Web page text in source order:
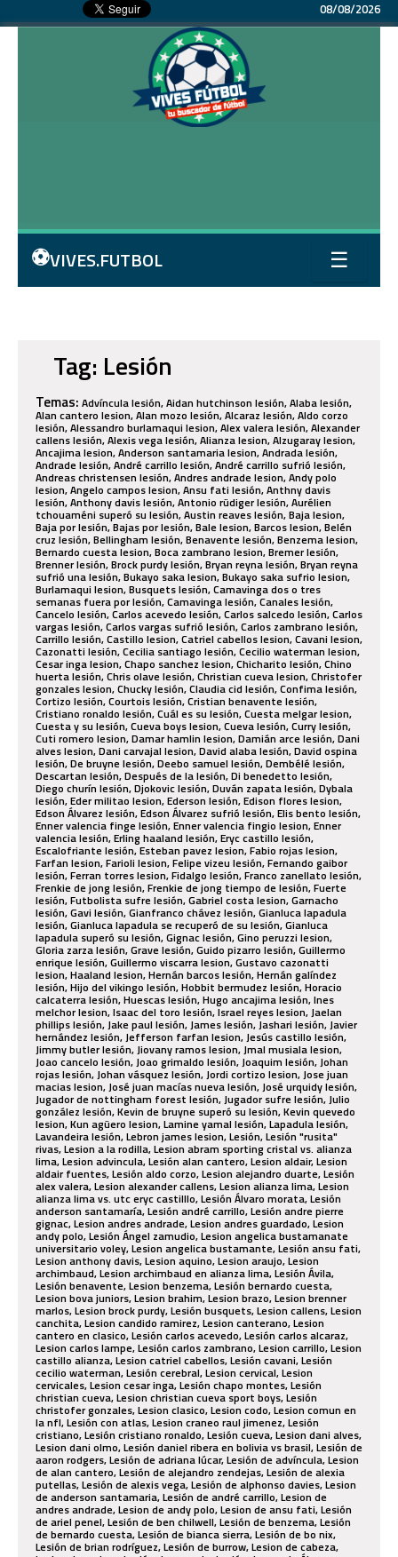
08/08/2026
⚽VIVES.FUTBOL ☰
Tag: Lesión
Temas: Advíncula lesión, Aidan hutchinson lesión, Alaba lesión, Alan cantero lesion, Alan mozo lesión, Alcaraz lesión, Aldo corzo lesión, Alessandro burlamaqui lesion, Alex valera lesión, Alexander callens lesión, Alexis vega lesión, Alianza lesion, Alzugaray lesion, Ancajima lesion, Anderson santamaria lesion, Andrada lesión, Andrade lesión, André carrillo lesión, André carrillo sufrió lesión, Andreas christensen lesión, Andres andrade lesion, Andy polo lesion, Angelo campos lesion, Ansu fati lesión, Anthny davis lesión, Anthony davis lesión, Antonio rüdiger lesión, Aurélien tchouaméni superó su lesión, Austin reaves lesión, Baja lesion, Baja por lesión, Bajas por lesión, Bale lesion, Barcos lesion, Belén cruz lesión, Bellingham lesión, Benavente lesión, Benzema lesion, Bernardo cuesta lesion, Boca zambrano lesion, Bremer lesión, Brenner lesión, Brock purdy lesión, Bryan reyna lesión, Bryan reyna sufrió una lesión, Bukayo saka lesion, Bukayo saka sufrio lesion, Burlamaqui lesion, Busquets lesión, Camavinga dos o tres semanas fuera por lesión, Camavinga lesión, Canales lesión, Cancelo lesión, Carlos acevedo lesión, Carlos salcedo lesión, Carlos vargas lesión, Carlos vargas sufrió lesión, Carlos zambrano lesión, Carrillo lesión, Castillo lesion, Catriel cabellos lesion, Cavani lesion, Cazonatti lesión, Cecilia santiago lesión, Cecilio waterman lesion, Cesar inga lesion, Chapo sanchez lesion, Chicharito lesión, Chino huerta lesión, Chris olave lesión, Christian cueva lesion, Christofer gonzales lesion, Chucky lesión, Claudia cid lesión, Confima lesión, Cortizo lesión, Courtois lesión, Cristian benavente lesión, Cristiano ronaldo lesión, Cuál es su lesión, Cuesta melgar lesion, Cuesta y su lesión, Cueva boys lesion, Cueva lesión, Curry lesión, Cuti romero lesion, Damar hamlin lesion, Damián arce lesión, Dani alves lesion, Dani carvajal lesion, David alaba lesión, David ospina lesión, De bruyne lesión, Deebo samuel lesión, Dembélé lesión, Descartan lesión, Después de la lesión, Di benedetto lesión, Diego churín lesión, Djokovic lesión, Duván zapata lesión, Dybala lesión, Eder militao lesion, Ederson lesión, Edison flores lesion, Edson Álvarez lesión, Edson Álvarez sufrió lesión, Elis bento lesión, Enner valencia finge lesión, Enner valencia fingio lesion, Enner valencia lesión, Erling haaland lesión, Eryc castillo lesión, Escalofriante lesión, Esteban pavez lesion, Fabio rojas lesion, Farfan lesion, Farioli lesion, Felipe vizeu lesión, Fernando gaibor lesión, Ferran torres lesion, Fidalgo lesión, Franco zanellato lesión, Frenkie de jong lesión, Frenkie de jong tiempo de lesión, Fuerte lesión, Futbolista sufre lesión, Gabriel costa lesion, Garnacho lesión, Gavi lesión, Gianfranco chávez lesión, Gianluca lapadula lesión, Gianluca lapadula se recuperó de su lesión, Gianluca lapadula superó su lesión, Gignac lesión, Gino peruzzi lesion, Gloria zarza lesión, Grave lesión, Guido pizarro lesión, Guillermo enrique lesión, Guillermo viscarra lesion, Gustavo cazonatti lesion, Haaland lesion, Hernán barcos lesión, Hernán galíndez lesión, Hijo del vikingo lesión, Hobbit bermudez lesión, Horacio calcaterra lesión, Huescas lesión, Hugo ancajima lesión, Ines melchor lesion, Isaac del toro lesión, Israel reyes lesion, Jaelan phillips lesión, Jake paul lesión, James lesión, Jashari lesión, Javier hernández lesión, Jefferson farfan lesion, Jesús castillo lesión, Jimmy butler lesión, Jiovany ramos lesion, Jmal musiala lesion, Joao cancelo lesión, Joao grimaldo lesión, Joaquim lesión, Johan rojas lesión, Johan vásquez lesión, Jordi cortizo lesion, Jose juan macias lesion, José juan macías nueva lesión, José urquidy lesión, Jugador de nottingham forest lesión, Jugador sufre lesión, Julio gonzález lesión, Kevin de bruyne superó su lesión, Kevin quevedo lesion, Kun agüero lesion, Lamine yamal lesión, Lapadula lesión, Lavandeira lesión, Lebron james lesion, Lesión, Lesión "rusita" rivas, Lesion a la rodilla, Lesion abram sporting cristal vs. alianza lima, Lesion advincula, Lesión alan cantero, Lesion aldair, Lesion aldair fuentes, Lesión aldo corzo, Lesion alejandro duarte, Lesión alex valera, Lesion alexander callens, Lesion alianza lima, Lesion alianza lima vs. utc eryc castilllo, Lesión Álvaro morata, Lesión anderson santamaría, Lesión andré carrillo, Lesión andre pierre gignac, Lesion andres andrade, Lesion andres guardado, Lesion andy polo, Lesión Ángel zamudio, Lesion angelica bustamanate universitario voley, Lesion angelica bustamante, Lesión ansu fati, Lesion anthony davis, Lesion aquino, Lesion araujo, Lesion archimbaud, Lesion archimbaud en alianza lima, Lesión Ávila, Lesión benavente, Lesion benzema, Lesión bernardo cuesta, Lesion bova juniors, Lesion brahim, Lesion brazo, Lesion brenner marlos, Lesion brock purdy, Lesión busquets, Lesion callens, Lesion canchita, Lesion candido ramirez, Lesion canterano, Lesion cantero en clasico, Lesión carlos acevedo, Lesión carlos alcaraz, Lesion carlos lampe, Lesión carlos zambrano, Lesion carrillo, Lesion castillo alianza, Lesion catriel cabellos, Lesión cavani, Lesión cecilio waterman, Lesión cerebral, Lesion cervical, Lesion cervicales, Lesion cesar inga, Lesión chapo montes, Lesión christian cueva, Lesion christian cueva sport boys, Lesión christofer gonzales, Lesion clasico, Lesion codo, Lesion comun en la nfl, Lesión con atlas, Lesion craneo raul jimenez, Lesión cristiano, Lesión cristiano ronaldo, Lesión cueva, Lesion dani alves, Lesion dani olmo, Lesión daniel ribera en bolivia vs brasil, Lesión de aaron rodgers, Lesión de adriana lúcar, Lesión de advíncula, Lesion de alan cantero, Lesión de alejandro zendejas, Lesión de alexia putellas, Lesión de alexis vega, Lesión de alphonso davies, Lesion de anderson santamaria, Lesión de andré carrillo, Lesion de andres andrade, Lesion de andy polo, Lesion de ansu fati, Lesión de ariel penel, Lesión de ben chilwell, Lesión de benzema, Lesión de bernardo cuesta, Lesión de bianca sierra, Lesión de bo nix, Lesión de brian rodríguez, Lesión de burrow, Lesion de cabeza, Lesion de cadera, Lesión de cancelo, Lesión de canelo Álvarez, Lesion de cantero, Lesión de carlos alcaraz, Lesion de cartilago, Lesión de cecilio waterman, Lesión de chávez jr., Lesión de chicharito, Lesion de chiquete orozco, Lesión de chris basham, Lesión de christofer gonzáles, Lesión de claudia cid, Lesión de claudio echeverri, Lesion de claudio pizarro, Lesión de codo, Lesión de courtois, Lesion de cristiano ronaldo, Lesión de cuadrado, Lesion de cuello, Lesión de cueva, Lesión de dak prescott, Lesión de dane jackson, Lesión de dani alves, Lesión de demarcus lawrence, Lesión de di maría, Lesión de dibu martínez, Lesión de diego chávez, Lesión de diego churín, Lesión de donnarumma, Lesión de drake maye, Lesión de dybala, Lesión de Édgar benítez, Lesión de edison flores, Lesión de edson Álvarez, Lesión de enner valencia, Lesión de enzo martínez, Lesión de erick noriega, Lesión de erling haaland, Lesion de espalda, Lesion de esteban pavez, Lesion de exequiel zeballos, Lesion de farfan, Lesión de ferrareis, Lesion de franco romero, Lesion de frankie de jong, Lesión de funes mori, Lesión de gerard piqué, Lesión de gignac, Lesion de guerrero, Lesión de guillermo martínez, Lesión de guillermo ochoa, Lesión de gustavo ferrareis, Lesión de haaland, Lesion de haliburton, Lesión de henry martin, Lesión de hirving lozano, Lesión de hombro, Lesión de ignacio rivero, Lesión de ingrid gutiérrez, Lesión de isak, Lesión de isiah pacheco, Lesión de jamal musiala, Lesión de james, Lesión de javier aquino, Lesion de jayden daniels, Lesión de jefferson farfán, Lesión de jesús corona, Lesión de jesús orozco, Lesión de jj macías, Lesión de joao cancelo, Lesion de jong, Lesión de jorge linares, Lesión de josé juan macías, Lesión de josé rivera, Lesión de juan escobar, Lesion de jude bellingham, Lesión de jugador de pumas, Lesión de katty martínez, Lesion de kevin mier, Lesión de kevin quevedo, Lesión de kylian mbappé, Lesión de kyrie irving, Lesión de la hormiga gonzález, Lesión de la rodilla, Lesion de lamine yamal, Lesion de lapadula, Lesion de ligamento, Lesion de ligamento cruzado, Lesión de ligamentos, Lesión de lo celso, Lesión de luis abram, Lesión de luis advíncula, Lesión de luis díaz, Lesion de luis romo, Lesión de luka doncic, Lesión de lukaku, Lesión de mahomes, Lesion de mandibula, Lesión de marc-andré ter stegen, Lesión de marco reus, Lesión de marcos rojo, Lesión de martial, Lesión de mbappé, Lesión de meniscos, Lesión de messi, Lesión de micah parsons, Lesión de militao, Lesion de muñeca, Lesion de musiala, Lesión de musiala video, Lesión de n'golo kanté, Lesion de nadal, Lesion de nariz, Lesión de nelinho quina, Lesión de neuer, Lesión de neymar, Lesión de n’golo kanté, Lesión de ocampos, Lesión de ochoa, Lesión de ohtani, Lesion de paolo guerrero, Lesión de paul pogba, Lesión de paulo dybala, Lesión de pedri, Lesion de pedro aquino, Lesion de pierna, Lesión de quevedo, Lesión de rafa nadal, Lesión de raphinha, Lesión de raúl jiménez, Lesión de richarlison, Lesión de robert arboleda, Lesion de robert rojas, Lesión de rodilla, Lesión de rodrigo de paul, Lesión de rodrigo huescas, Lesión de rodrygo, Lesión de rómulo zwarg, Lesión de ronald araújo, Lesión de ruidíaz, Lesión de sabbag, Lesión de sadio mané, Lesión de saint-maximin, Lesion de santi gimenez, Lesion de santiago gimenez, Lesion de sebastian driussi, Lesión de sergi roberto, Lesión de sergio canales, Lesión de sergio ramos, Lesión de shohei ohtani, Lesión de son en corea del sur, Lesión de son heung-min, Lesión de tecatito corona, Lesión de timo werner, Lesión de tj watt, Lesión de tobillo, Lesión de tyreek hill, Lesión de tyrese haliburton, Lesión de valdez, Lesión de valenzuela xolos, Lesion de varane, Lesión de vinícius júnior, Lesión de vinícius júnior previo al partido, Lesión de viscarra, Lesión de vitor roque, Lesión de ward, Lesion de waterman, Lesión de will hernández, Lesión de willian, Lesión de yordi vílchez, Lesion